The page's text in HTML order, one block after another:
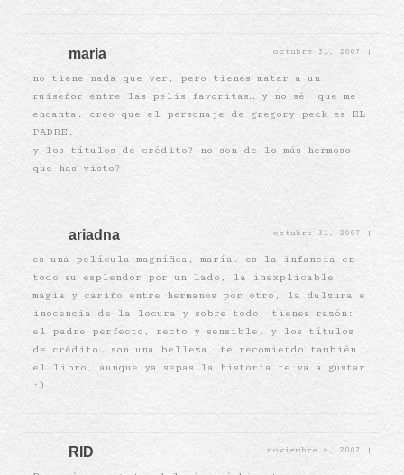
maria octubre 31, 2007 |
no tiene nada que ver, pero tienes matar a un
ruiseñor entre las pelis favoritas… y no sé, que me
encanta. creo que el personaje de gregory peck es EL
PADRE.
y los títulos de crédito? no son de lo más hermoso
que has visto?
ariadna octubre 31, 2007 |
es una película magnífica, maría. es la infancia en
todo su esplendor por un lado, la inexplicable
magia y cariño entre hermanos por otro, la dulzura e
inocencia de la locura y sobre todo, tienes razón:
el padre perfecto, recto y sensible. y los títulos
de crédito… son una belleza. te recomiendo también
el libro, aunque ya sepas la historia te va a gustar
:)
RID noviembre 4, 2007 |